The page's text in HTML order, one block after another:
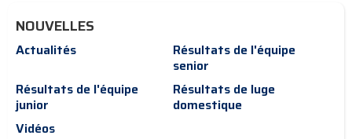
NOUVELLES
Actualités
Résultats de l'équipe
senior
Résultats de l'équipe
junior
Résultats de luge
domestique
Vidéos